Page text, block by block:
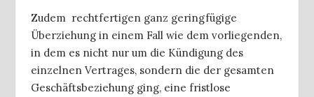
Zudem rechtfertigen ganz geringfügige
Überziehung in einem Fall wie dem vorliegenden,
in dem es nicht nur um die Kündigung des
einzelnen Vertrages, sondern die der gesamten
Geschäftsbeziehung ging, eine fristlose